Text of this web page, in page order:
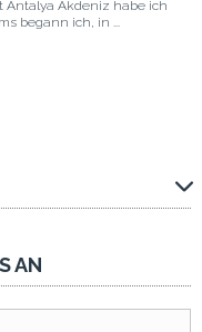
Akdeniz habe ich
begann ich, in ...
AN